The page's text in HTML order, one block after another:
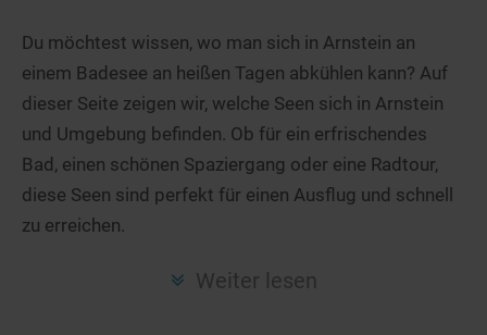
Stand Up Paddeling
Kitesurfen
Kanu- & Kajaktouren
Badeseen in Deutschland
Genuss pur
Wellness am See
Direkt am Wasser
Unterkünfte
Ferienwohnungen
Hausboote
Camping
Ferienwohnungen
Hausboote
Camping am See
Top-Hotels
Top-Hotel Empfehlungen
Familienhotels
Finde Deinen See
Seen in Deiner Nähe
Seen in Deutschland
Seen in Europa
Strandbad-Verzeichnis
Überwachte Badestellen
Du möchtest wissen, wo man sich in Arnstein an
einem Badesee an heißen Tagen abkühlen kann? Auf
dieser Seite zeigen wir, welche Seen sich in Arnstein
und Umgebung befinden. Ob für ein erfrischendes
Bad, einen schönen Spaziergang oder eine Radtour,
diese Seen sind perfekt für einen Ausflug und schnell
zu erreichen.
Weiter lesen